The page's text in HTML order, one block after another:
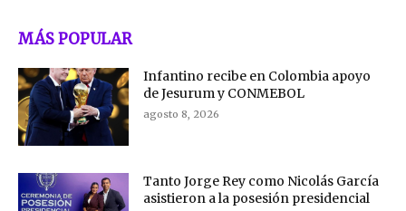
MÁS POPULAR
Infantino recibe en Colombia apoyo
de Jesurum y CONMEBOL
agosto 8, 2026
Tanto Jorge Rey como Nicolás García
asistieron a la posesión presidencial